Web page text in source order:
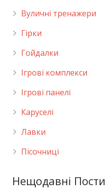
Вуличні тренажери
Гірки
Гойдалки
Ігрові комплекси
Ігрові панелі
Каруселі
Лавки
Пісочниці
Нещодавні Пости